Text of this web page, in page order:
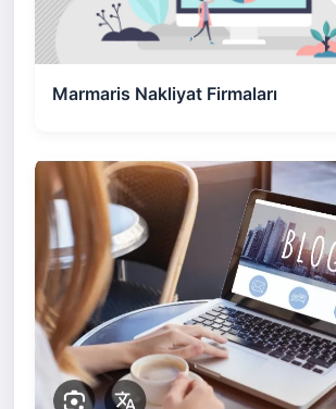
Marmaris Nakliyat Firmaları